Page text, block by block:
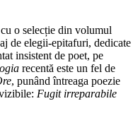
o selecție din volumul
de elegii-epitafuri, dedicate
insistent de poet, pe
recentă este un fel de
, punând întreaga poezie
Fugit irreparabile